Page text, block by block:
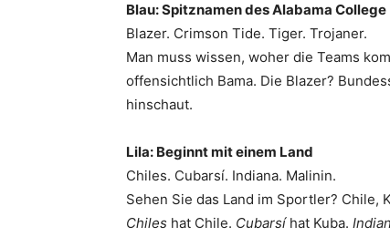
Blau: Spitznamen des Alabama College
Blazer. Crimson Tide. Tiger. Trojaner.
Man muss wissen, woher die Teams
offensichtlich Bama. Die Blazer?
hinschaut.
Lila: Beginnt mit einem Land
Chiles. Cubarsí. Indiana. Malinin.
Sehen Sie das Land im Sportler? Chile,
Chiles hat Chile. Cubarsíhat Kuba.